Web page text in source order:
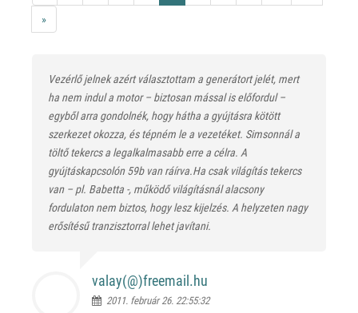
»
Vezérlő jelnek azért választottam a generátort jelét, mert
ha nem indul a motor – biztosan mással is előfordul –
egyből arra gondolnék, hogy hátha a gyújtásra kötött
szerkezet okozza, és tépném le a vezetéket. Simsonnál a
töltő tekercs a legalkalmasabb erre a célra. A
gyújtáskapcsolón 59b van ráírva.Ha csak világítás tekercs
van – pl. Babetta -, működő világításnál alacsony
fordulaton nem biztos, hogy lesz kijelzés. A helyzeten nagy
erősítésű tranzisztorral lehet javítani.
valay(@)freemail.hu
2011. február 26. 22:55:32